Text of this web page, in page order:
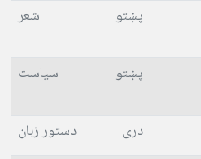
پښتو شعر
پښتو سیاست
دری دستور زبان